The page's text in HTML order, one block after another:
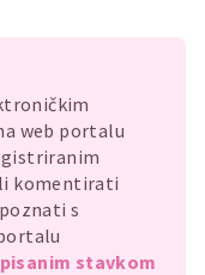
web portalu
komentirati
s
stavkom